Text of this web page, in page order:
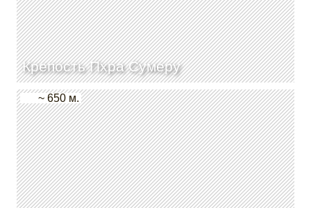
Крепость Пхра Сумеру
~ 650 м.